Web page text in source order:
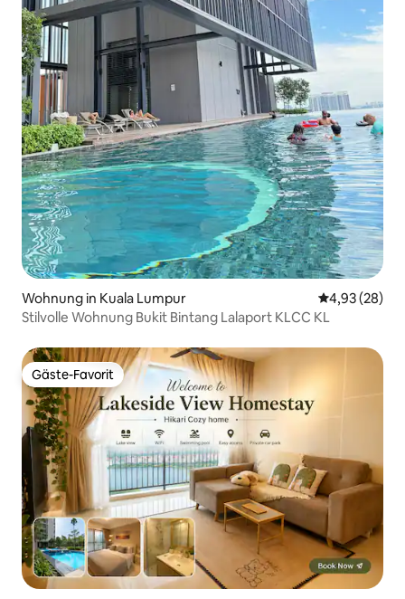
Wohnung in Kuala Lumpur
4,93 (28)
Stilvolle Wohnung Bukit Bintang Lalaport KLCC KL
Gäste-Favorit
Gäste-Favorit